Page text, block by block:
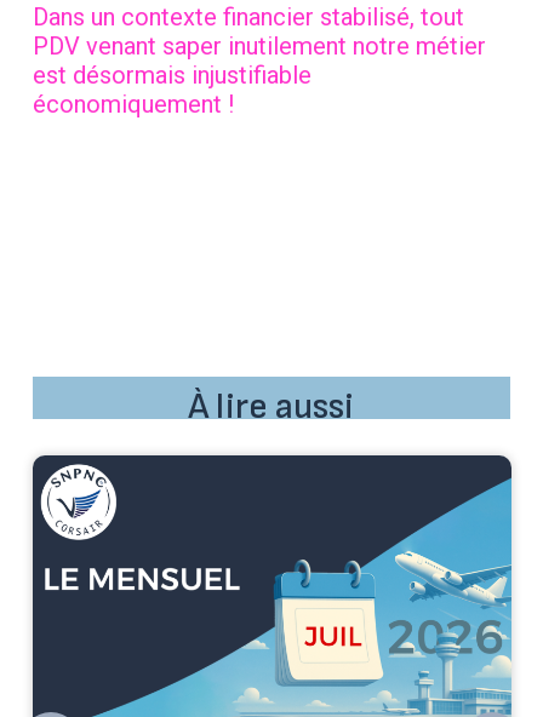
Dans un contexte financier stabilisé, tout
PDV venant saper inutilement notre métier
est désormais injustifiable
économiquement !
À lire aussi